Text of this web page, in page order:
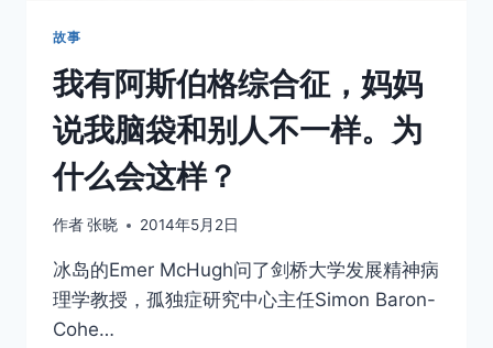
故事
我有阿斯伯格综合征，妈妈
说我脑袋和别人不一样。为
什么会这样？
作者张晓 2014年5月2日
冰岛的Emer McHugh问了剑桥大学发展精神病
理学教授，孤独症研究中心主任Simon Baron-
Cohe…